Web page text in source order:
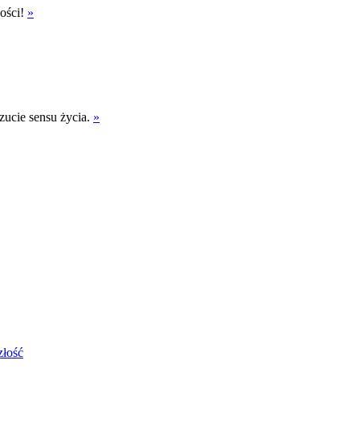
»
sensu życia. »